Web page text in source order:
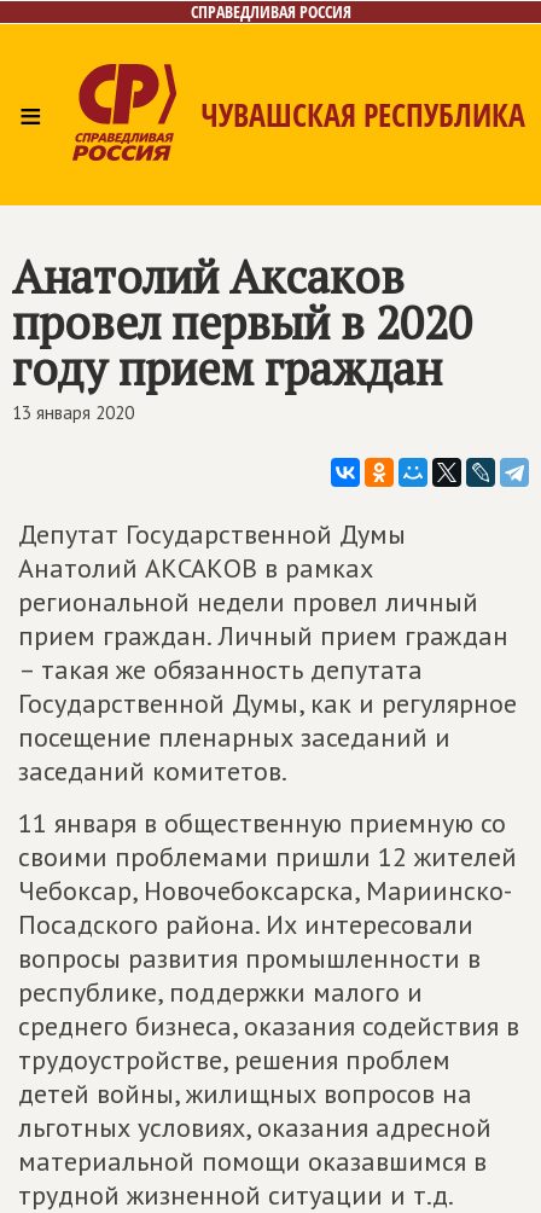
СПРАВЕДЛИВАЯ РОССИЯ
≡ ЧУВАШСКАЯ РЕСПУБЛИКА
Контакты
Анатолий Аксаков
провел первый в 2020
году прием граждан
13 января 2020
Депутат Государственной Думы
Анатолий АКСАКОВ в рамках
региональной недели провел личный
прием граждан. Личный прием граждан
– такая же обязанность депутата
Государственной Думы, как и регулярное
посещение пленарных заседаний и
заседаний комитетов.
11 января в общественную приемную со
своими проблемами пришли 12 жителей
Чебоксар, Новочебоксарска, Мариинско-
Посадского района. Их интересовали
вопросы развития промышленности в
республике, поддержки малого и
среднего бизнеса, оказания содействия в
трудоустройстве, решения проблем
детей войны, жилищных вопросов на
льготных условиях, оказания адресной
материальной помощи оказавшимся в
трудной жизненной ситуации и т.д.